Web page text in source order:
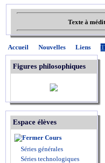
Texte à
Accueil Nouvelles Liens
Figures philosophiques
Espace élèves
Cours
Séries générales
Séries technologiques